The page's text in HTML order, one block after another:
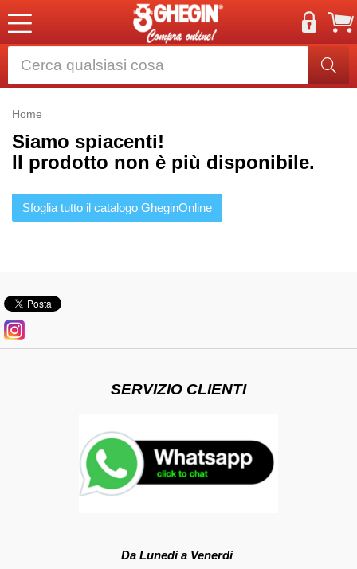
Home
Siamo spiacenti!
Il prodotto non è più disponibile.
Sfoglia tutto il catalogo GheginOnline
SERVIZIO CLIENTI
Da Lunedì a Venerdì